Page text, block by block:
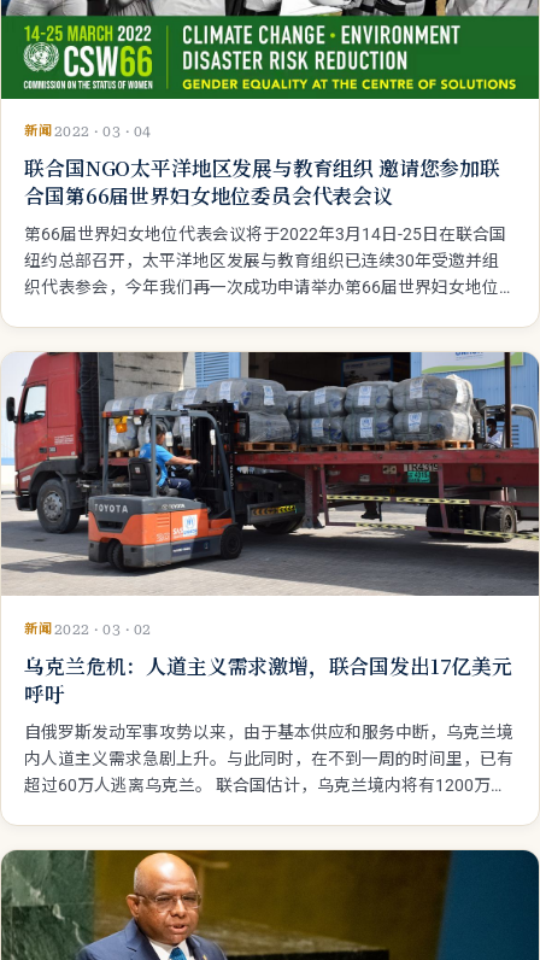
新闻 2022 · 03 · 04
联合国NGO太平洋地区发展与教育组织 邀请您参加联
合国第66届世界妇女地位委员会代表会议
第66届世界妇女地位代表会议将于2022年3月14日-25日在联合国
纽约总部召开，太平洋地区发展与教育组织已连续30年受邀并组
织代表参会，今年我们再一次成功申请举办第66届世界妇女地位
新闻 2022 · 03 · 02
乌克兰危机：人道主义需求激增，联合国发出17亿美元
呼吁
自俄罗斯发动军事攻势以来，由于基本供应和服务中断，乌克兰境
内人道主义需求急剧上升。与此同时，在不到一周的时间里，已有
超过60万人逃离乌克兰。 联合国估计，乌克兰境内将有1200万人